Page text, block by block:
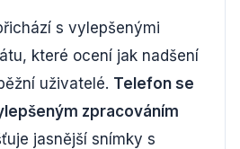
s vylepšenými
které ocení jak nadšení
uživatelé. Telefon se
zpracováním
jasnější snímky s